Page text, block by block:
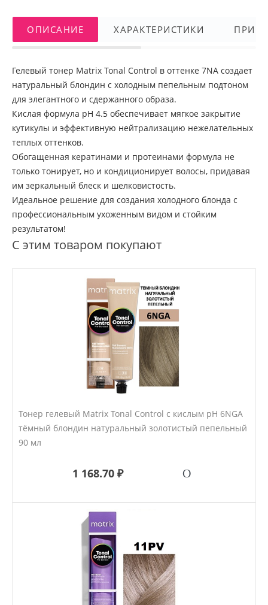
ОПИСАНИЕ ХАРАКТЕРИСТИКИ
Гелевый тонер Matrix Tonal Control в оттенке 7NA создает
натуральный блондин с холодным пепельным подтоном
для элегантного и сдержанного образа.
Кислая формула pH 4.5 обеспечивает мягкое закрытие
кутикулы и эффективную нейтрализацию нежелательных
теплых оттенков.
Обогащенная кератинами и протеинами формула не
только тонирует, но и кондиционирует волосы, придавая
им зеркальный блеск и шелковистость.
Идеальное решение для создания холодного блонда с
профессиональным ухоженным видом и стойким
результатом!
С этим товаром покупают
Тонер гелевый Matrix Tonal Control с кислым pH 6NGA
тёмный блондин натуральный золотистый пепельный
90 мл
1 168.70 ₽